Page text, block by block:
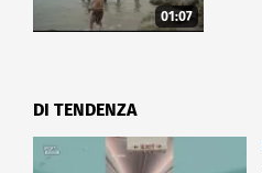
01:07
DI TENDENZA